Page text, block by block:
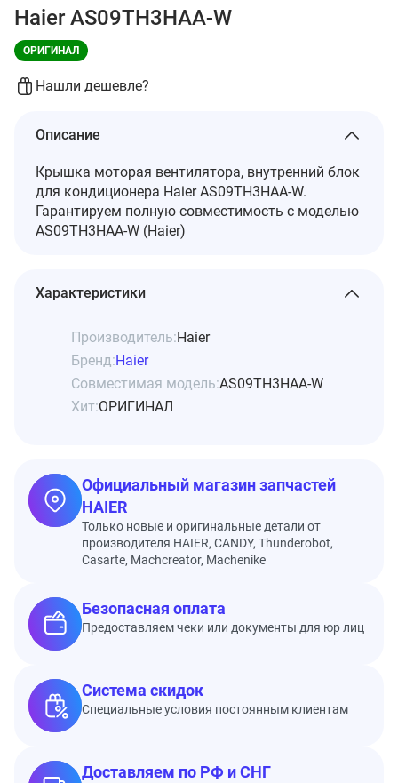
Haier AS09TH3HAA-W
ОРИГИНАЛ
Нашли дешевле?
Описание
Крышка моторая вентилятора, внутренний блок
для кондиционера Haier AS09TH3HAA-W.
Гарантируем полную совместимость с моделью
AS09TH3HAA-W (Haier)
Характеристики
Производитель:Haier
Бренд:Haier
Совместимая модель:AS09TH3HAA-W
Хит:ОРИГИНАЛ
Официальный магазин запчастей
HAIER
Только новые и оригинальные детали от
производителя HAIER, CANDY, Thunderobot,
Casarte, Machcreator, Machenike
Безопасная оплата
Предоставляем чеки или документы для юр лиц
Система скидок
Специальные условия постоянным клиентам
Доставляем по РФ и СНГ